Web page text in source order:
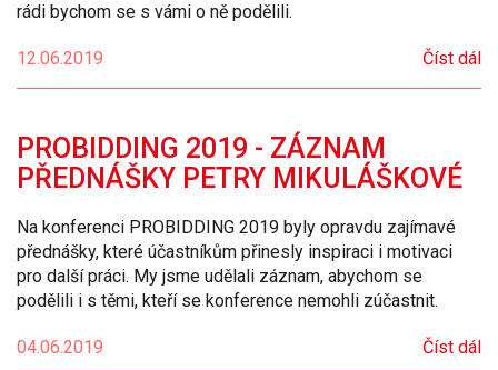
rádi bychom se s vámi o ně podělili.
12.06.2019 Číst dál
PROBIDDING 2019 - ZÁZNAM
PŘEDNÁŠKY PETRY MIKULÁŠKOVÉ
Na konferenci PROBIDDING 2019 byly opravdu zajímavé
přednášky, které účastníkům přinesly inspiraci i motivaci
pro další práci. My jsme udělali záznam, abychom se
podělili i s těmi, kteří se konference nemohli zúčastnit.
04.06.2019 Číst dál